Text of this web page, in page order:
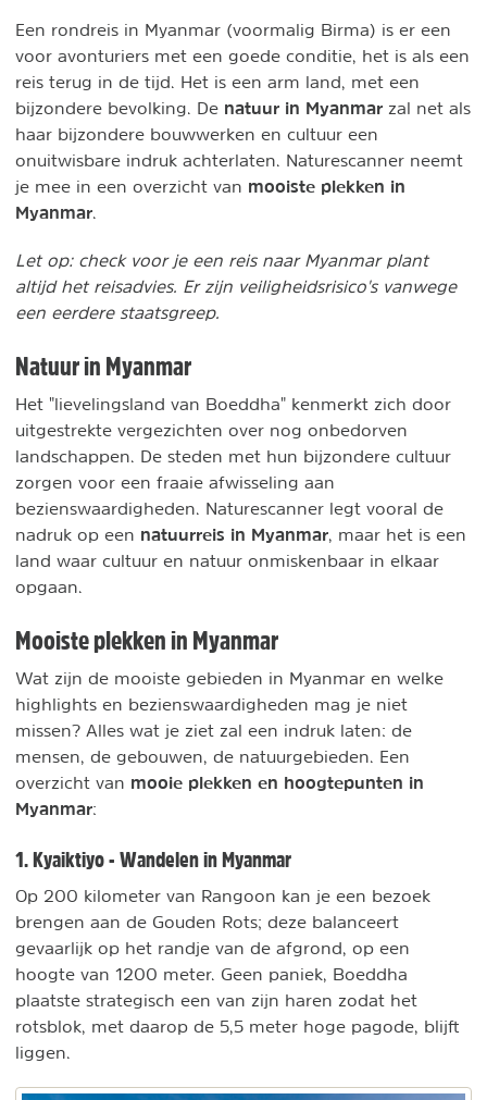
Een rondreis in Myanmar (voormalig Birma) is er een
voor avonturiers met een goede conditie, het is als een
reis terug in de tijd. Het is een arm land, met een
bijzondere bevolking. De natuur in Myanmar zal net als
haar bijzondere bouwwerken en cultuur een
onuitwisbare indruk achterlaten. Naturescanner neemt
je mee in een overzicht van mooiste plekken in
Myanmar
Let op: check voor je een reis naar Myanmar plant
altijd het reisadvies. Er zijn veiligheidsrisico's vanwege
een eerdere staatsgreep.
Natuur in Myanmar
Het "lievelingsland van Boeddha" kenmerkt zich door
uitgestrekte vergezichten over nog onbedorven
landschappen. De steden met hun bijzondere cultuur
zorgen voor een fraaie afwisseling aan
bezienswaardigheden. Naturescanner legt vooral de
nadruk op een natuurreis in Myanmar , maar het is een
land waar cultuur en natuur onmiskenbaar in elkaar
opgaan.
Mooiste plekken in Myanmar
Wat zijn de mooiste gebieden in Myanmar en welke
highlights en bezienswaardigheden mag je niet
missen? Alles wat je ziet zal een indruk laten: de
mensen, de gebouwen, de natuurgebieden. Een
overzicht van mooie plekken en hoogtepunten in
Myanmar:
1. Kyaiktiyo - Wandelen in Myanmar
Op 200 kilometer van Rangoon kan je een bezoek
brengen aan de Gouden Rots; deze balanceert
gevaarlijk op het randje van de afgrond, op een
hoogte van 1200 meter. Geen paniek, Boeddha
plaatste strategisch een van zijn haren zodat het
rotsblok, met daarop de 5,5 meter hoge pagode, blijft
liggen.